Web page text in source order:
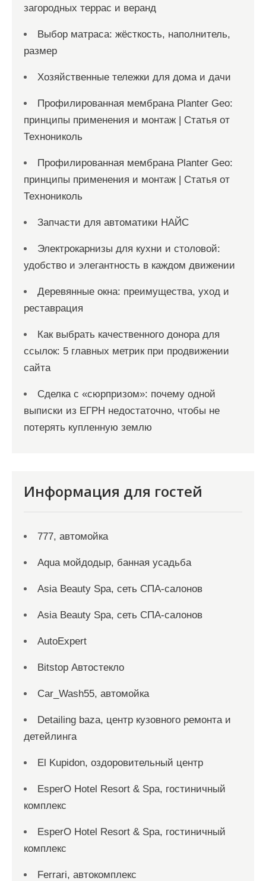
загородных террас и веранд
Выбор матраса: жёсткость, наполнитель,
размер
Хозяйственные тележки для дома и дачи
Профилированная мембрана Planter Geo:
принципы применения и монтаж | Статья от
Технониколь
Профилированная мембрана Planter Geo:
принципы применения и монтаж | Статья от
Технониколь
Запчасти для автоматики НАЙС
Электрокарнизы для кухни и столовой:
удобство и элегантность в каждом движении
Деревянные окна: преимущества, уход и
реставрация
Как выбрать качественного донора для
ссылок: 5 главных метрик при продвижении
сайта
Сделка с «сюрпризом»: почему одной
выписки из ЕГРН недостаточно, чтобы не
потерять купленную землю
Информация для гостей
777, автомойка
Aqua мойдодыр, банная усадьба
Asia Beauty Spa, сеть СПА-салонов
Asia Beauty Spa, сеть СПА-салонов
AutoExpert
Bitstop Автостекло
Car_Wash55, автомойка
Detailing baza, центр кузовного ремонта и
детейлинга
El Kupidon, оздоровительный центр
EsperO Hotel Resort & Spa, гостиничный
комплекс
EsperO Hotel Resort & Spa, гостиничный
комплекс
Ferrari, автокомплекс